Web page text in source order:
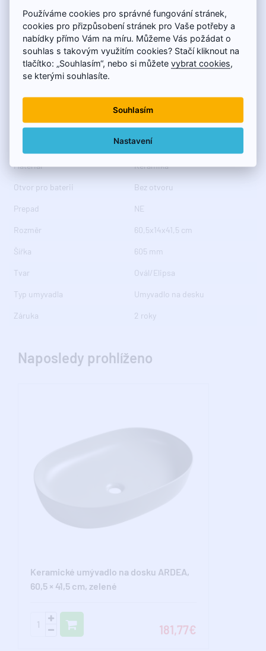
Barva Zelená
Hloubka 415 mm
Série ARDEA
Výška
Balení
Balení neobsahuje Výpust
K postavení
Materiál Keramika
Otvor pro baterii Bez otvoru
Prepad NE
Rozměr 60,5x14x41,5 cm
Šířka 605 mm
Tvar Ovál/Elipsa
Typ umyvadla Umyvadlo na desku
Záruka 2 roky
Naposledy prohlíženo
Keramické umývadlo na dosku ARDEA,
60,5 × 41,5 cm, zelené
181,77€
Používáme cookies pro správné fungování stránek,
cookies pro přizpůsobení stránek pro Vaše potřeby a
nabídky přímo Vám na míru. Můžeme Vás požádat o
souhlas s takovým využitím cookies? Stačí kliknout na
tlačítko: „Souhlasím“, nebo si můžetevybrat cookies
se kterými souhlasíte.
Souhlasím
Nastavení